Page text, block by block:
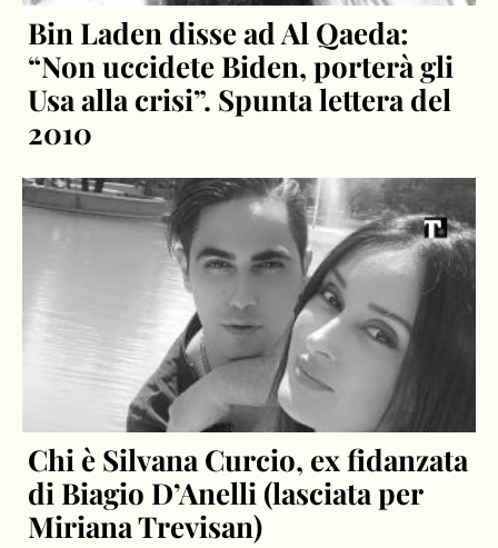
Bin Laden disse ad Al Qaeda:
“Non uccidete Biden, porterà gli
Usa alla crisi”. Spunta lettera del
2010
Chi è Silvana Curcio, ex fidanzata
di Biagio D’Anelli (lasciata per
Miriana Trevisan)